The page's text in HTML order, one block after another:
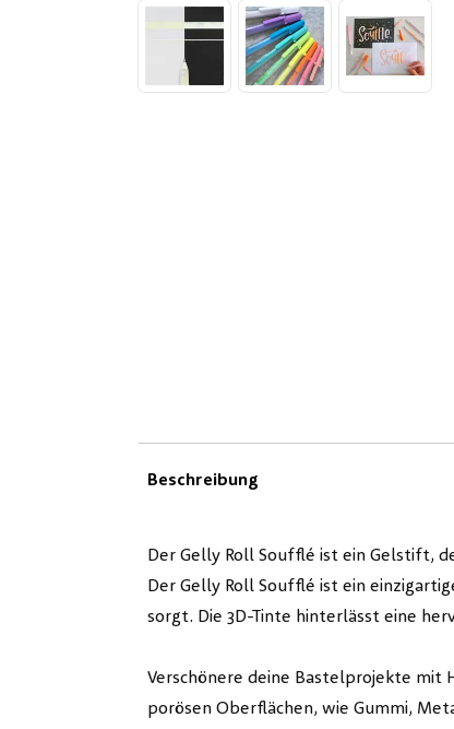
Beschreibung
Der Gelly Roll Soufflé ist ein Gelstift,
Der Gelly Roll Soufflé ist ein
sorgt. Die 3D-Tinte hinterlässt eine
Verschönere deine Bastelprojekte mit
porösen Oberflächen, wie Gummi,